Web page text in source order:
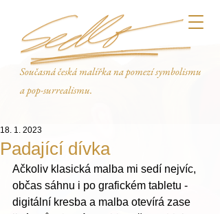
Současná česká malířka na pomezí symbolismu
a pop-surrealismu.
Padající dívka
18. 1. 2023
Ačkoliv klasická malba mi sedí nejvíc,
občas sáhnu i po grafickém tabletu -
digitální kresba a malba otevírá zase